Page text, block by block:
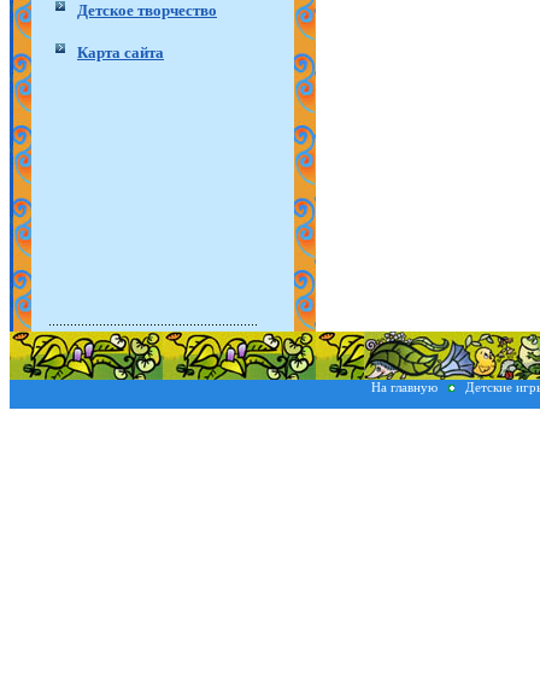
Детское творчество
Карта сайта
На главную Детские